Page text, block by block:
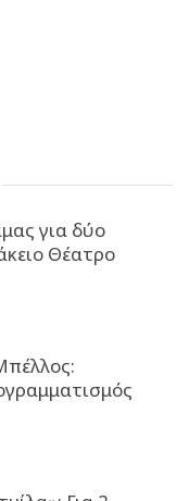
για δύο
Θέατρο